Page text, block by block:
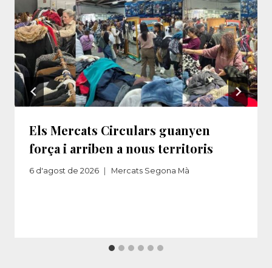
Els Mercats Circulars guanyen
força i arriben a nous territoris
6 d'agost de 2026 Mercats Segona Mà